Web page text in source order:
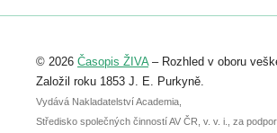
Registrovat se můžete do 6. září.
abstraktu přihlášené přednášky nebo
posteru je už 30. června.
© 2026 Časopis ŽIVA– Rozhled v oboru
Založil roku 1853 J. E. Purkyně.
Vydává Nakladatelství Academia,
Středisko společných činností AV ČR, v. v. i., za